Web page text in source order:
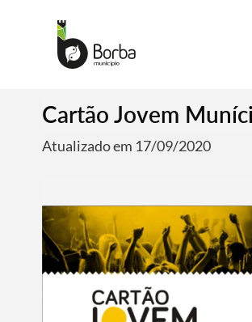
Cartão Jovem
Atualizado em 17/09/2020